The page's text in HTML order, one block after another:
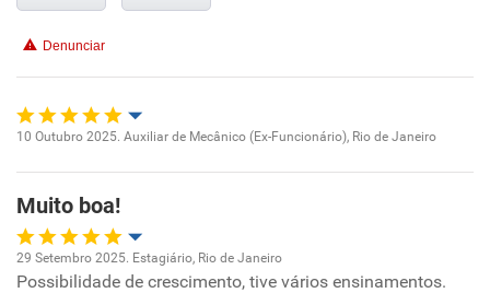
Denunciar
Ambiente de trabalho
Conciliação com a vida familiar
10 Outubro 2025. Auxiliar de Mecânico (Ex-Funcionário), Rio de Janeiro
Muito boa!
Oportunidade de promoção
29 Setembro 2025. Estagiário, Rio de Janeiro
Possibilidade de crescimento, tive vários ensinamentos.